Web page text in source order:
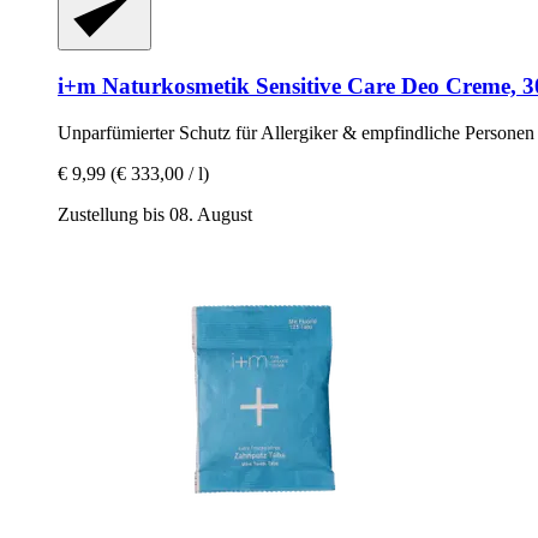
i+m Naturkosmetik Sensitive Care Deo Creme,
Unparfümierter Schutz für Allergiker & empfindliche Personen
€ 9,99 (€ 333,00 / l)
Zustellung bis 08. August